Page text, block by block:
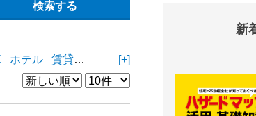
ホテル 賃貸住宅 物流施設
[+]
新